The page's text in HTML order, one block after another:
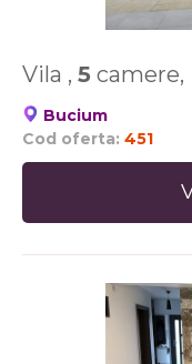
Vila , 5 camere,
Bucium
Cod oferta: 451